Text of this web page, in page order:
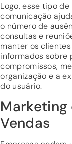
Logo, esse tipo de
comunicação
o número de
consultas e
manter os clientes
informados sobre
compromissos,
organização e a
do usuário.
Marketing
Vendas